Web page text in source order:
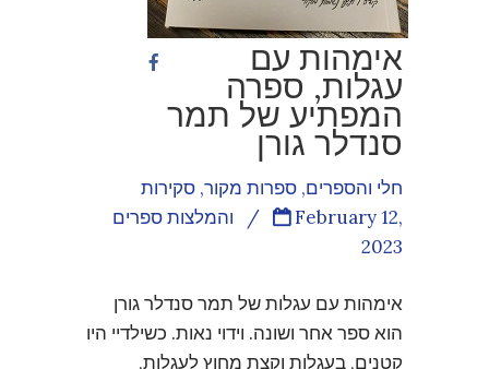
אימהות עם
עגלות, ספרה
המפתיע של תמר
סנדלר גורן
חלי והספרים, ספרות מקור, סקירות
והמלצות ספרים
/
February 12,
2023
אימהות עם עגלות של תמר סנדלר גורן
הוא ספר אחר ושונה. וידוי נאות. כשילדיי היו
קטנים, בעגלות וקצת מחוץ לעגלות,